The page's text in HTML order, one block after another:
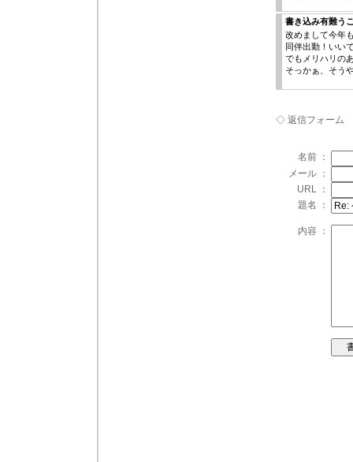
書き込み有難う
改めまして今年
同伴出勤！いい
でもメリハリの
そっかぁ、そう
◇ 返信フォーム
名前 ：
メール ：
URL ：
題名 ：
内容 ：